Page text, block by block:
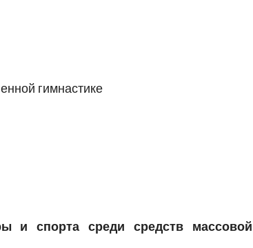
гимнастике
и спорта среди средств массовой